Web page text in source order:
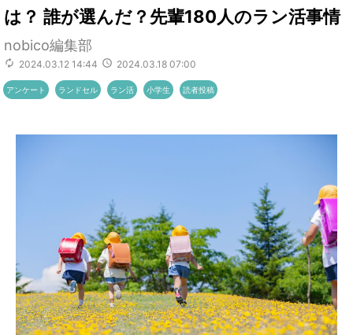
は？ 誰が選んだ？先輩180人のラン活事情
nobico編集部
2024.03.12 14:44 2024.03.18 07:00
アンケート ランドセル ラン活 小学生 読者投稿